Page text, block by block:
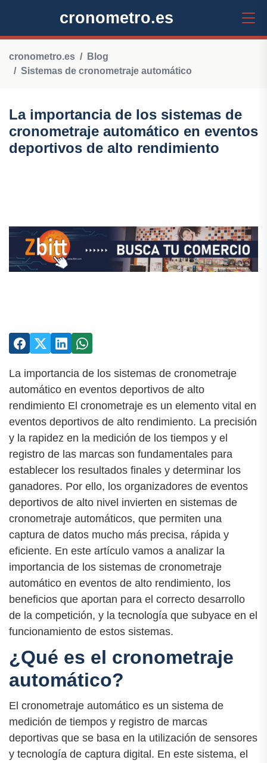
cronometro.es
cronometro.es
Blog
Sistemas de cronometraje automático
La importancia de los sistemas de
cronometraje automático en eventos
deportivos de alto rendimiento
La importancia de los sistemas de cronometraje
automático en eventos deportivos de alto
rendimiento El cronometraje es un elemento vital en
eventos deportivos de alto rendimiento. La precisión
y la rapidez en la medición de los tiempos y el
registro de las marcas son fundamentales para
establecer los resultados finales y determinar los
ganadores. Por ello, los organizadores de eventos
deportivos de alto nivel invierten en sistemas de
cronometraje automáticos, que permiten una
captura de datos mucho más precisa, rápida y
eficiente. En este artículo vamos a analizar la
importancia de los sistemas de cronometraje
automático en eventos de alto rendimiento, los
beneficios que aportan para el correcto desarrollo
de la competición, y la tecnología que subyace en el
funcionamiento de estos sistemas.
¿Qué es el cronometraje
automático?
El cronometraje automático es un sistema de
medición de tiempos y registro de marcas
deportivas que se basa en la utilización de sensores
y tecnología de captura digital. En este sistema, el